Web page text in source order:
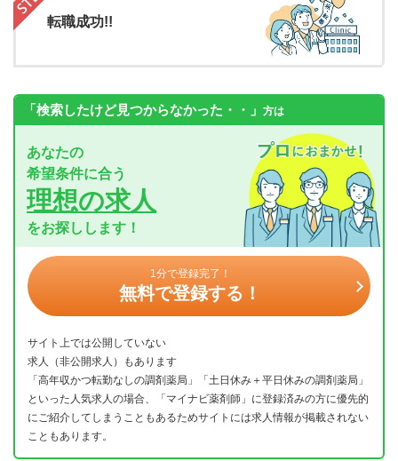
転職成功!!
「検索したけど見つからなかった・・」 方は
あなたの
希望条件に合う
理想の求人
をお探しします！
1分で登録完了！
無料で登録する！
サイト上では公開していない
求人（非公開求人）もあります
「高年収かつ転勤なしの調剤薬局」「土日休み＋平日休みの調剤薬局」
といった人気求人の場合、「マイナビ薬剤師」に登録済みの方に優先的
にご紹介してしまうこともあるためサイトには求人情報が掲載されない
こともあります。